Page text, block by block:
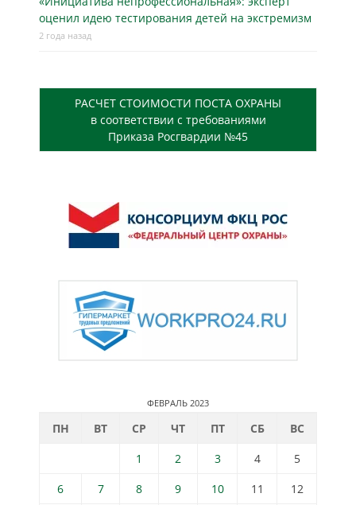
оценил идею тестирования детей на экстремизм
2 года назад
РАСЧЕТ СТОИМОСТИ ПОСТА ОХРАНЫ
в соответствии с требованиями
Приказа Росгвардии №45
ФЕВРАЛЬ 2023
ПН ВТ СР ЧТ ПТ СБ
ВС
1
2 3 4
5
6
7 8 9 10 11
12